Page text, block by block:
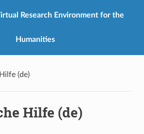
Research Environment for the
Humanities
(de)
Hilfe (de)